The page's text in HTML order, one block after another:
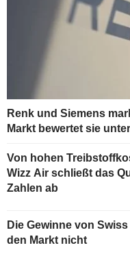
Renk und Siemens
Markt bewertet sie
Von hohen
Wizz Air schließt das
Zahlen ab
Die Gewinne von
den Markt nicht